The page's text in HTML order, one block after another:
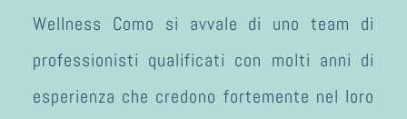
Wellness Como si avvale di uno team di
professionisti qualificati con molti anni di
esperienza che credono fortemente nel loro